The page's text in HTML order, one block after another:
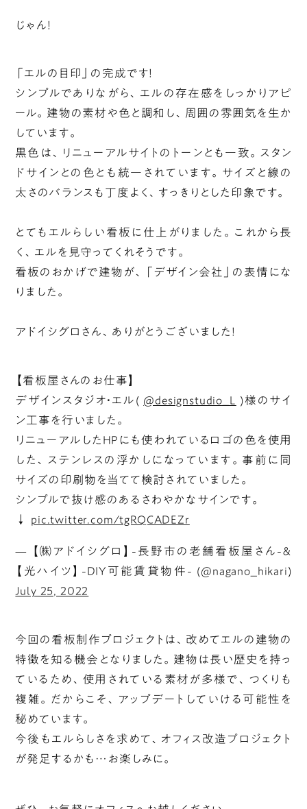
じゃん！
「エルの目印」の完成です！
シンプルでありながら、エルの存在感をしっかりアピ
ール。建物の素材や色と調和し、周囲の雰囲気を生か
しています。
黒色は、リニューアルサイトのトーンとも一致。スタン
ドサインとの色とも統一されています。サイズと線の
太さのバランスも丁度よく、すっきりとした印象です。
とてもエルらしい看板に仕上がりました。これから長
く、エルを見守ってくれそうです。
看板のおかげで建物が、「デザイン会社」の表情にな
りました。
アドイシグロさん、ありがとうございました！
【看板屋さんのお仕事】
デザインスタジオ・エル( @designstudio_L
)様のサイ
ン工事を行いました。
リニューアルしたHPにも使われているロゴの色を使用
した、ステンレスの浮かしになっています。事前に同
サイズの印刷物を当てて検討されていました。
シンプルで抜け感のあるさわやかなサインです。
↓ pic.twitter.com/tgRQCADEZr
— 【㈱アドイシグロ】-長野市の老舗看板屋さん-＆
【光ハイツ】-DIY可能賃貸物件- (@nagano_hikari)
July 25, 2022
今回の看板制作プロジェクトは、改めてエルの建物の
特徴を知る機会となりました。建物は長い歴史を持っ
ているため、使用されている素材が多様で、つくりも
複雑。だからこそ、アップデートしていける可能性を
秘めています。
今後もエルらしさを求めて、オフィス改造プロジェクト
が発足するかも…お楽しみに。